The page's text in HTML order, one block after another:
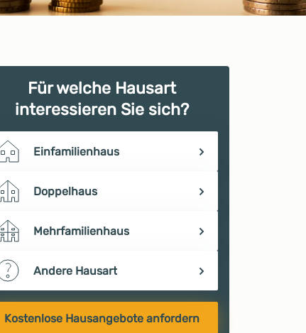
Für welche Hausart
interessieren Sie sich?
Einfamilienhaus
Doppelhaus
Mehrfamilienhaus
Andere Hausart
Kostenlose Hausangebote anfordern